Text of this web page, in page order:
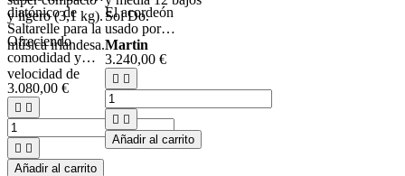
y ligero (3,1 kg).
diatónico de
Saltarelle para la
música irlandesa.
Ofreciendo
comodidad y
velocidad de
juego, se basa en
el modelo
Aether 3 creado
para Sharon
Shannon.
3.080,00 €
 
 
Añadir al carrito
Sol Do.
El acordeón
usado por
Martin
O'Connor
3.240,00 €
 
 
Añadir al carrito